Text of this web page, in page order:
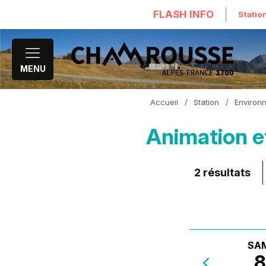
FLASH INFO
MENU
Accueil / Station /
Animation
2 résultats